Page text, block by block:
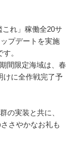
れ」稼働全20サ
プデートを実施
。
間限定海域は、春
けに全作戦完了予
の実装と共に、
さやかなお礼も